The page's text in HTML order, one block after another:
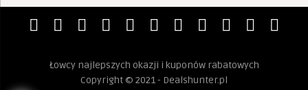
Łowcy najlepszych okazji i kuponów rabatowych
Copyright © 2021 - Dealshunter.pl